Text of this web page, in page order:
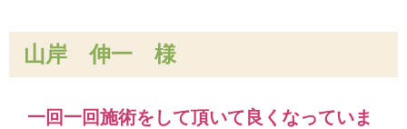
山岸 伸一 様
一回一回施術をして頂いて良くなっていま